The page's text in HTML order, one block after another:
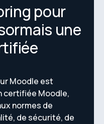
pour
une
Moodle est
certifiée Moodle,
normes de
de sécurité, de